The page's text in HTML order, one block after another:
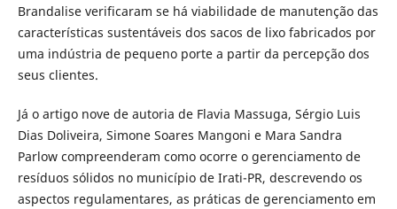
Brandalise verificaram se há viabilidade de manutenção das
características sustentáveis dos sacos de lixo fabricados por
uma indústria de pequeno porte a partir da percepção dos
seus clientes.
Já o artigo nove de autoria de Flavia Massuga, Sérgio Luis
Dias Doliveira, Simone Soares Mangoni e Mara Sandra
Parlow compreenderam como ocorre o gerenciamento de
resíduos sólidos no município de Irati-PR, descrevendo os
aspectos regulamentares, as práticas de gerenciamento em